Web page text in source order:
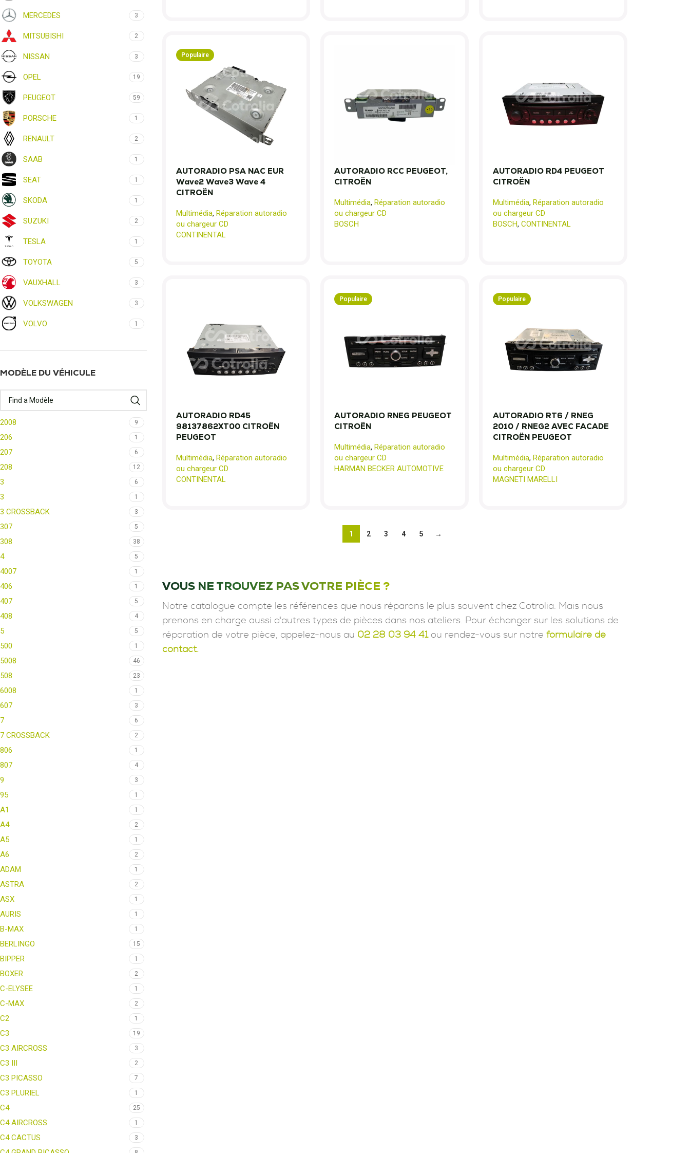
MERCEDES 3
MITSUBISHI 2
NISSAN 3
OPEL 19
PEUGEOT 59
PORSCHE 1
RENAULT 2
SAAB 1
SEAT 1
SKODA 1
SUZUKI 2
TESLA 1
TOYOTA 5
VAUXHALL 3
VOLKSWAGEN 3
VOLVO 1
MODÈLE DU VÉHICULE
2008 9
206 1
207 6
208 12
3 6
3 1
3 CROSSBACK 3
307 5
308 38
4 5
4007 1
406 1
407 5
408 4
5 5
500 1
5008 46
508 23
6008 1
607 3
7 6
7 CROSSBACK 2
806 1
807 4
9 3
95 1
A1 1
A4 2
A5 1
A6 2
ADAM 1
ASTRA 2
ASX 1
AURIS 1
B-MAX 1
BERLINGO 15
BIPPER 1
BOXER 2
C-ELYSEE 1
C-MAX 2
C2 1
C3 19
C3 AIRCROSS 3
C3 III 2
C3 PICASSO 7
C3 PLURIEL 1
C4 25
C4 AIRCROSS 1
C4 CACTUS 3
Populaire
AUTORADIO PSA NAC EUR
Wave2 Wave3 Wave 4
CITROËN
Multimédia, Réparation autoradio
ou chargeur CD
CONTINENTAL
AUTORADIO RCC PEUGEOT,
CITROËN
Multimédia, Réparation autoradio
ou chargeur CD
BOSCH
AUTORADIO RD4 PEUGEOT
CITROËN
Multimédia, Réparation autoradio
ou chargeur CD
BOSCH, CONTINENTAL
AUTORADIO RD45
98137862XT00 CITROËN
PEUGEOT
Multimédia, Réparation autoradio
ou chargeur CD
CONTINENTAL
Populaire
AUTORADIO RNEG PEUGEOT
CITROËN
Multimédia, Réparation autoradio
ou chargeur CD
HARMAN BECKER AUTOMOTIVE
Populaire
AUTORADIO RT6 / RNEG
2010 / RNEG2 AVEC FACADE
CITROËN PEUGEOT
Multimédia, Réparation autoradio
ou chargeur CD
MAGNETI MARELLI
1 2 3 4 5 →
VOUS NE TROUVEZ PAS VOTRE PIÈCE ?
Notre catalogue compte les références que nous réparons le plus souvent chez Cotrolia. Mais nous
prenons en charge aussi d'autres types de pièces dans nos ateliers. Pour échanger sur les solutions de
réparation de votre pièce, appelez-nous au 02 28 03 94 41ou rendez-vous sur notre formulaire de
contact.